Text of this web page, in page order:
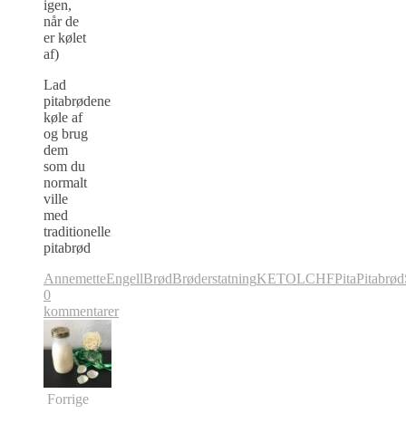
igen,
når de
er kølet
af)
Lad
pitabrødene
køle af
og brug
dem
som du
normalt
ville
med
traditionelle
pitabrød
AnnemetteEngellBrødBrøderstatningKETOLCHFPitaPitabrød
0
kommentarer
Forrige